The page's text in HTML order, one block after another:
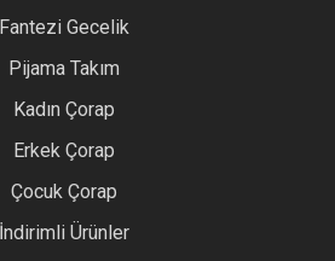
Fantezi Gecelik
Pijama Takım
Kadın Çorap
Erkek Çorap
Çocuk Çorap
İndirimli Ürünler